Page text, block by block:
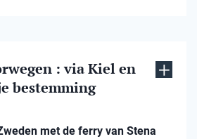
: via Kiel en
bestemming
met de ferry van Stena